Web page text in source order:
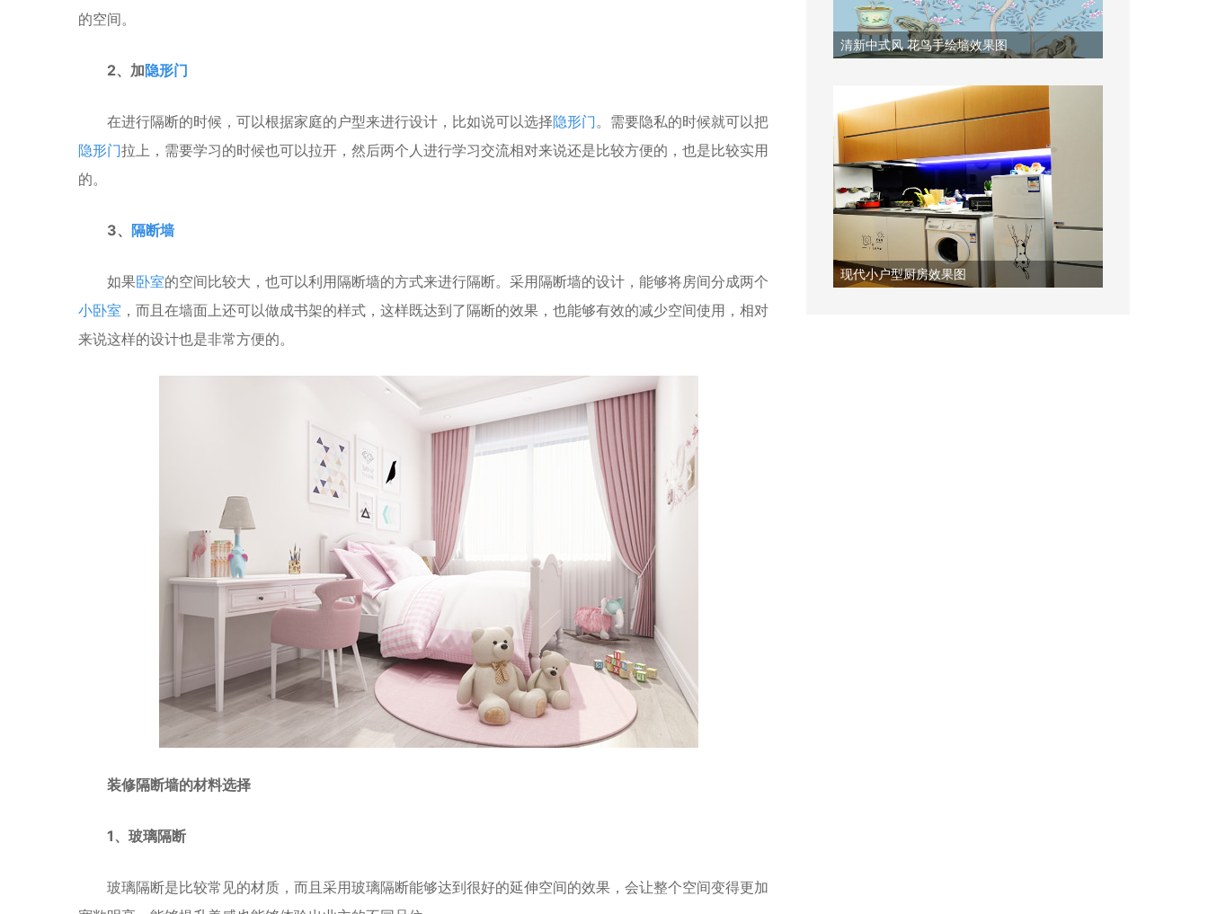
的空间。
2、加隐形门
在进行隔断的时候，可以根据家庭的户型来进行设计，比如说可以选择隐形门。需要隐私的时候就可以把
隐形门拉上，需要学习的时候也可以拉开，然后两个人进行学习交流相对来说还是比较方便的，也是比较实用
的。
3、 隔断墙
如果卧室的空间比较大，也可以利用隔断墙的方式来进行隔断。采用隔断墙的设计，能够将房间分成两个
小卧室 ，而且在墙面上还可以做成书架的样式，这样既达到了隔断的效果，也能够有效的减少空间使用，相对
来说这样的设计也是非常方便的。
装修隔断墙的材料选择
1、玻璃隔断
玻璃隔断是比较常见的材质，而且采用玻璃隔断能够达到很好的延伸空间的效果，会让整个空间变得更加
清新中式风 花鸟手绘墙效果图
现代小户型厨房效果图